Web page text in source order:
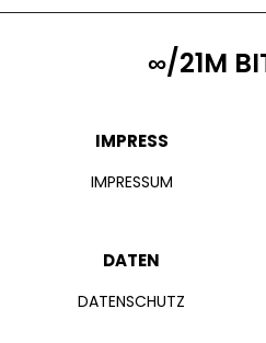
∞/21M
IMPRESS
IMPRESSUM
DATEN
DATENSCHUTZ